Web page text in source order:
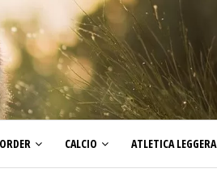
CALCIO ATLETICA LEGGERA